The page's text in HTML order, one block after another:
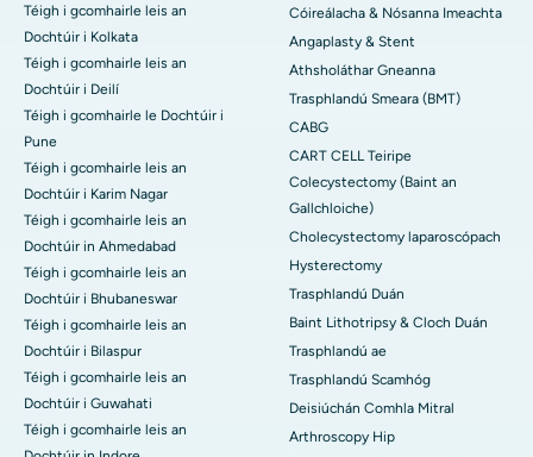
Téigh i gcomhairle leis an
Dochtúir i Kolkata
Téigh i gcomhairle leis an
Dochtúir i Deilí
Téigh i gcomhairle le Dochtúir i
Pune
Téigh i gcomhairle leis an
Dochtúir i Karim Nagar
Téigh i gcomhairle leis an
Dochtúir in Ahmedabad
Téigh i gcomhairle leis an
Dochtúir i Bhubaneswar
Téigh i gcomhairle leis an
Dochtúir i Bilaspur
Téigh i gcomhairle leis an
Dochtúir i Guwahati
Téigh i gcomhairle leis an
Cóireálacha & Nósanna Imeachta
Angaplasty & Stent
Athsholáthar Gneanna
Trasphlandú Smeara (BMT)
CABG
CART CELL Teiripe
Colecystectomy (Baint an
Gallchloiche)
Cholecystectomy laparoscópach
Hysterectomy
Trasphlandú Duán
Baint Lithotripsy & Cloch Duán
Trasphlandú ae
Trasphlandú Scamhóg
Deisiúchán Comhla Mitral
Arthroscopy Hip